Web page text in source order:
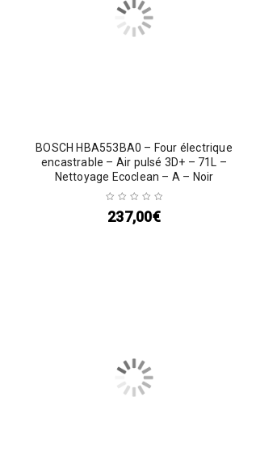
BOSCH HBA553BA0 – Four électrique
encastrable – Air pulsé 3D+ – 71L –
Nettoyage Ecoclean – A – Noir
237,00€